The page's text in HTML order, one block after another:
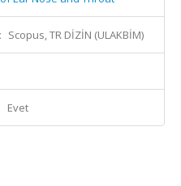
Scopus, TR DİZİN (ULAKBİM)
Evet